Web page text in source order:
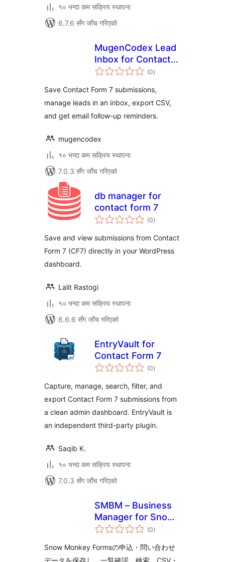
१० भन्दा कम सक्रिय स्थापना
6.7.6 सँग जाँच गरिएको
MugenCodex Lead
Inbox for Contact
Form 7
(0कुल
रेटिङ्गहरू
)
Save Contact Form 7 submissions,
manage leads in an inbox, export CSV,
and get email follow-up reminders.
mugencodex
१० भन्दा कम सक्रिय स्थापना
7.0.3 सँग जाँच गरिएको
db manager for
contact form 7
(0कुल
रेटिङ्गहरू
)
Save and view submissions from Contact
Form 7 (CF7) directly in your WordPress
dashboard.
Lalit Rastogi
१० भन्दा कम सक्रिय स्थापना
6.6.6 सँग जाँच गरिएको
EntryVault for
Contact Form 7
(0कुल
रेटिङ्गहरू
)
Capture, manage, search, filter, and
export Contact Form 7 submissions from
a clean admin dashboard. EntryVault is
an independent third-party plugin.
Saqib K.
१० भन्दा कम सक्रिय स्थापना
7.0.3 सँग जाँच गरिएको
SMBM – Business
Manager for Snow
Monkey Forms
(0कुल
रेटिङ्गहरू
)
Snow Monkey Formsの申込・問い合わせ
データを保存し、一覧確認、検索、CSV・